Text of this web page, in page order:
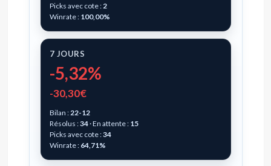
Picks avec cote : 2
Winrate : 100,00%
7 JOURS
-5,32%
-30,30€
Bilan : 22-12
Résolus :34· En attente : 15
Picks avec cote :34
Winrate : 64,71%